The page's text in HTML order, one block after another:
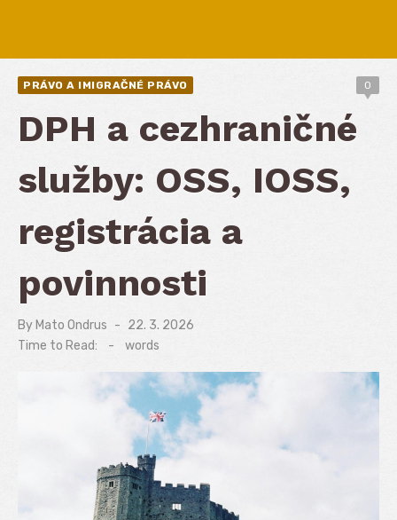
PRÁVO A IMIGRAČNÉ PRÁVO 0
DPH a cezhraničné
služby: OSS, IOSS,
registrácia a
povinnosti
By Mato Ondrus
Posted
on
22. 3. 2026
Time to Read:
- words